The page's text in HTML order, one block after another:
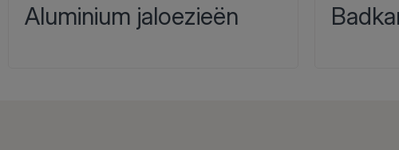
Aluminium jaloezieën